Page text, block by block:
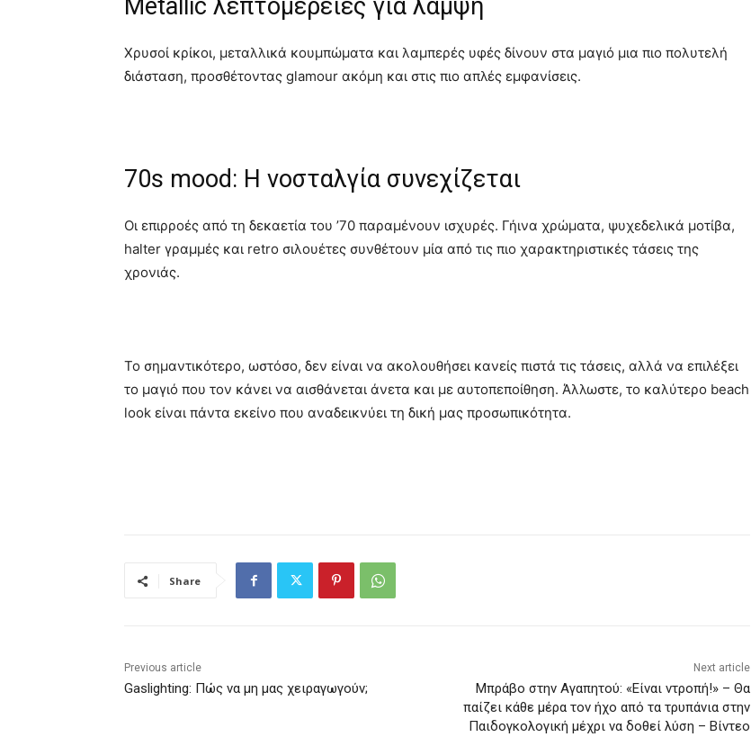
Metallic λεπτομέρειες για λάμψη
Χρυσοί κρίκοι, μεταλλικά κουμπώματα και λαμπερές υφές δίνουν στα μαγιό μια πιο πολυτελή
διάσταση, προσθέτοντας glamour ακόμη και στις πιο απλές εμφανίσεις.
70s mood: Η νοσταλγία συνεχίζεται
Οι επιρροές από τη δεκαετία του ’70 παραμένουν ισχυρές. Γήινα χρώματα, ψυχεδελικά μοτίβα,
halter γραμμές και retro σιλουέτες συνθέτουν μία από τις πιο χαρακτηριστικές τάσεις της
χρονιάς.
Το σημαντικότερο, ωστόσο, δεν είναι να ακολουθήσει κανείς πιστά τις τάσεις, αλλά να επιλέξει
το μαγιό που τον κάνει να αισθάνεται άνετα και με αυτοπεποίθηση. Άλλωστε, το καλύτερο beach
look είναι πάντα εκείνο που αναδεικνύει τη δική μας προσωπικότητα.
Share
Previous article
Gaslighting: Πώς να μη μας χειραγωγούν;
Next article
Μπράβο στην Αγαπητού: «Είναι ντροπή!» – Θα
παίζει κάθε μέρα τον ήχο από τα τρυπάνια στην
Παιδογκολογική μέχρι να δοθεί λύση – Bίντεο